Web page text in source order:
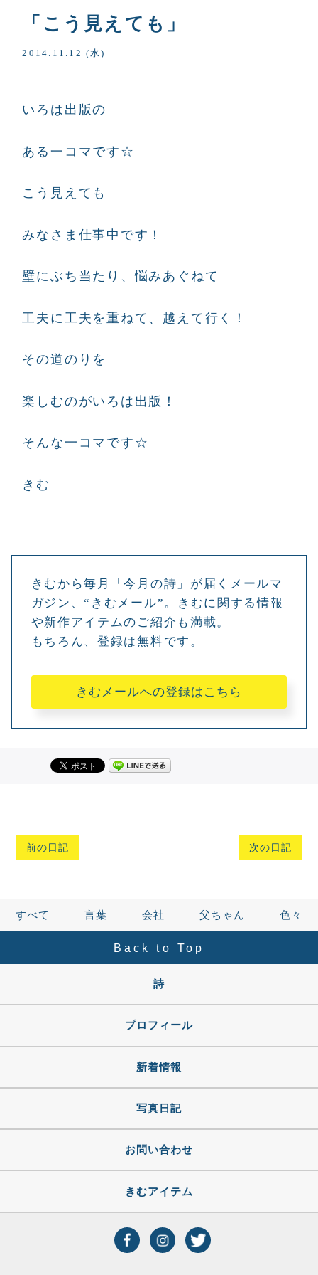
「こう見えても」
2014.11.12 (水)
いろは出版の
ある一コマです☆
こう見えても
みなさま仕事中です！
壁にぶち当たり、悩みあぐねて
工夫に工夫を重ねて、越えて行く！
その道のりを
楽しむのがいろは出版！
そんな一コマです☆
きむ
きむから毎月「今月の詩」が届くメールマ
ガジン、“きむメール”。きむに関する情報
や新作アイテムのご紹介も満載。
もちろん、登録は無料です。
きむメールへの登録はこちら
前の日記 次の日記
すべて 言葉 会社 父ちゃん 色々
Back to Top
詩
プロフィール
新着情報
写真日記
お問い合わせ
きむアイテム